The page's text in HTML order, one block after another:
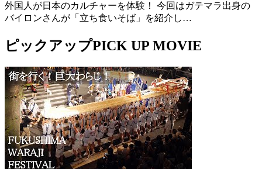
外国人が日本のカルチャーを体験！ 今回はガテマラ出身の
バイロンさんが「立ち食いそば」を紹介し…
ピックアップPICK UP MOVIE